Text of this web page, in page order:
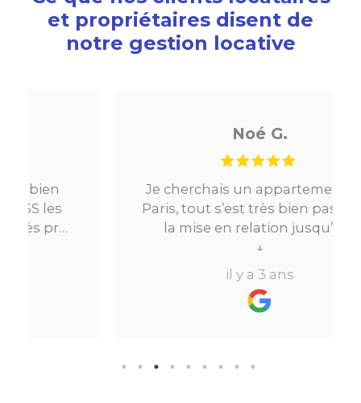
et propriétaires disent de
notre gestion locative
Je cherchais un appartement sur
Paris, tout s’est très bien passé. De
la mise en relation jusqu’à la
location. Le digital qui fait gagner
beaucoup de temps ne fait pas
perdre l’aspect humain ce qui est
vraiment bien ! Je recommande